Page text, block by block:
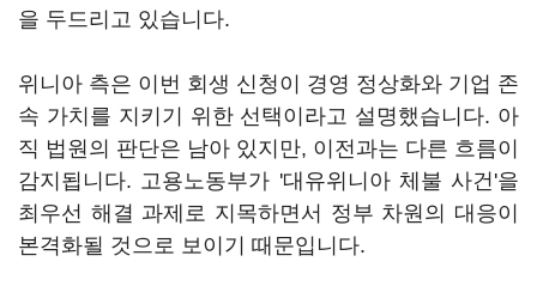
을 두드리고 있습니다.
위니아 측은 이번 회생 신청이 경영 정상화와 기업 존
속 가치를 지키기 위한 선택이라고 설명했습니다. 아
직 법원의 판단은 남아 있지만, 이전과는 다른 흐름이
감지됩니다. 고용노동부가 '대유위니아 체불 사건'을
최우선 해결 과제로 지목하면서 정부 차원의 대응이
본격화될 것으로 보이기 때문입니다.